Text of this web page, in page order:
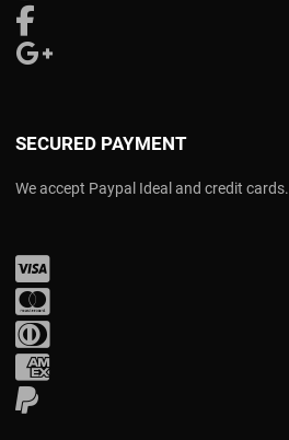
SECURED PAYMENT
We accept Paypal Ideal and credit cards.
PayPal